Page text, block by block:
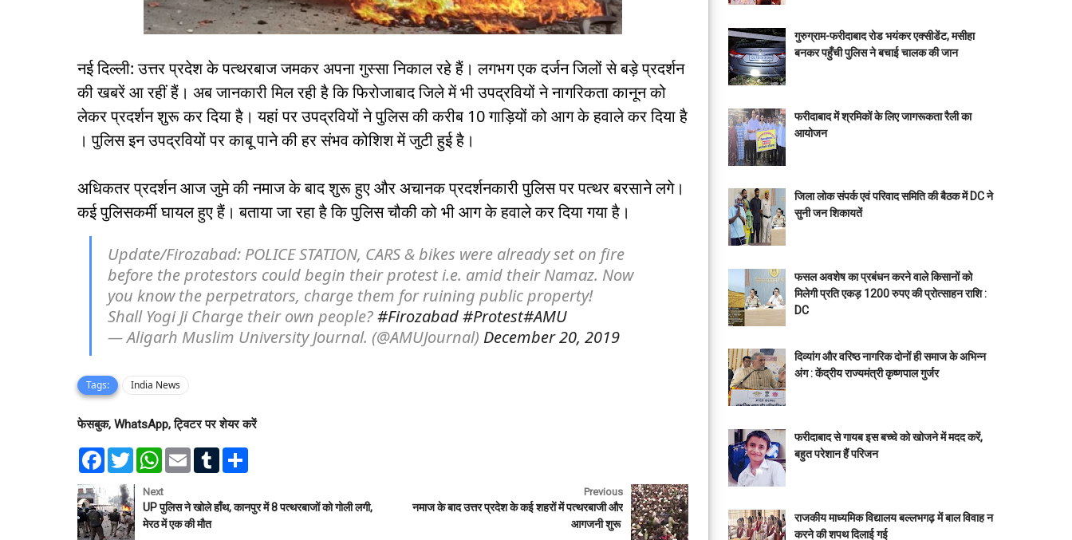
नई दिल्ली: उत्तर प्रदेश के पत्थरबाज जमकर अपना गुस्सा निकाल रहे हैं। लगभग एक दर्जन जिलों से बड़े प्रदर्शन
की खबरें आ रहीं हैं। अब जानकारी मिल रही है कि फिरोजाबाद जिले में भी उपद्रवियों ने नागरिकता कानून को
लेकर प्रदर्शन शुरू कर दिया है। यहां पर उपद्रवियों ने पुलिस की करीब 10 गाड़ियों को आग के हवाले कर दिया है
। पुलिस इन उपद्रवियों पर काबू पाने की हर संभव कोशिश में जुटी हुई है।
अधिकतर प्रदर्शन आज जुमे की नमाज के बाद शुरू हुए और अचानक प्रदर्शनकारी पुलिस पर पत्थर बरसाने लगे।
कई पुलिसकर्मी घायल हुए हैं। बताया जा रहा है कि पुलिस चौकी को भी आग के हवाले कर दिया गया है।
Update/Firozabad: POLICE STATION, CARS & bikes were already set on fire
before the protestors could begin their protest i.e. amid their Namaz. Now
you know the perpetrators, charge them for ruining public property!
Shall Yogi Ji Charge their own people?#Firozabad#Protest#AMU
— Aligarh Muslim University Journal. (@AMUJournal) December 20, 2019
Tags: India News
फेसबुक, WhatsApp, ट्विटर पर शेयर करें
F
e
b
o
o
T
w
t
t
e
r
W
t
s
A
p
E
l
T
l
e
Next
UP पुलिस ने खोले हाँथ, कानपुर में 8 पत्थरबाजों को गोली लगी,
मेरठ में एक की मौत
Previous
नमाज के बाद उत्तर प्रदेश के कई शहरों में पत्थरबाजी और
आगजनी शुरू
गुरुग्राम-फरीदाबाद रोड भयंकर एक्सीडेंट, मसीहा
बनकर पहुँची पुलिस ने बचाई चालक की जान
फरीदाबाद में श्रमिकों के लिए जागरूकता रैली का
आयोजन
जिला लोक संपर्क एवं परिवाद समिति की बैठक में DC ने
सुनी जन शिकायतें
फसल अवशेष का प्रबंधन करने वाले किसानों को
मिलेगी प्रति एकड़ 1200 रुपए की प्रोत्साहन राशि :
DC
दिव्यांग और वरिष्ठ नागरिक दोनों ही समाज के अभिन्न
अंग : केंद्रीय राज्यमंत्री कृष्णपाल गुर्जर
फरीदाबाद से गायब इस बच्चे को खोजने में मदद करें,
बहुत परेशान हैं परिजन
राजकीय माध्यमिक विद्यालय बल्लभगढ़ में बाल विवाह न
करने की शपथ दिलाई गई